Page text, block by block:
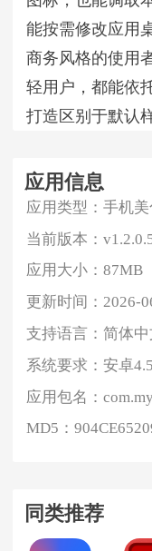
能按需修改应用
商务风格的使用
轻用户，都能依
打造区别于默认
应用信息
应用类型：手机
当前版本：
应用大小：87MB
更新时间：2026-
支持语言：简体中
系统要求：安卓
应用包名：
MD5：
同类推荐